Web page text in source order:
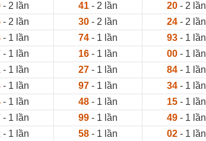
- 2 lần 41 - 2 lần 20 - 2 lần
- 2 lần 30 - 2 lần 24 - 2 lần
- 1 lần 74 - 1 lần 93 - 1 lần
- 1 lần 16 - 1 lần 00 - 1 lần
- 1 lần 27 - 1 lần 84 - 1 lần
- 1 lần 97 - 1 lần 34 - 1 lần
- 1 lần 48 - 1 lần 15 - 1 lần
- 1 lần 99 - 1 lần 49 - 1 lần
- 1 lần 58 - 1 lần 02 - 1 lần